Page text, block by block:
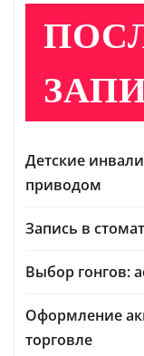
Детские
приводом
Запись в
Выбор гонгов:
Оформление
торговле